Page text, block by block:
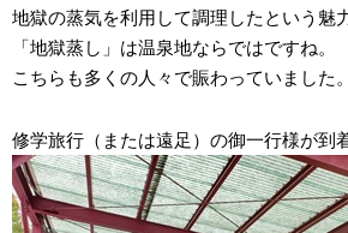
地獄の蒸気を利用して調理したという魅
「地獄蒸し」は温泉地ならではですね。
こちらも多くの人々で賑わっていました。
修学旅行（または遠足）の御一行様が到着